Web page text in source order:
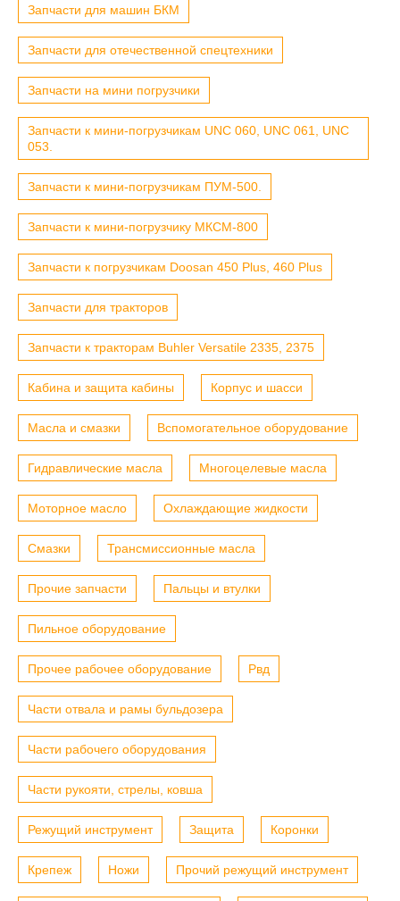
Запчасти для машин БКМ
Запчасти для отечественной спецтехники
Запчасти на мини погрузчики
Запчасти к мини-погрузчикам UNC 060, UNC 061, UNC
053.
Запчасти к мини-погрузчикам ПУМ-500.
Запчасти к мини-погрузчику МКСМ-800
Запчасти к погрузчикам Doosan 450 Plus, 460 Plus
Запчасти для тракторов
Запчасти к тракторам Buhler Versatile 2335, 2375
Кабина и защита кабины Корпус и шасси
Масла и смазки Вспомогательное оборудование
Гидравлические масла Многоцелевые масла
Моторное масло Охлаждающие жидкости
Смазки Трансмиссионные масла
Прочие запчасти Пальцы и втулки
Пильное оборудование
Прочее рабочее оборудование Рвд
Части отвала и рамы бульдозера
Части рабочего оборудования
Части рукояти, стрелы, ковша
Режущий инструмент Защита Коронки
Крепеж Ножи Прочий режущий инструмент